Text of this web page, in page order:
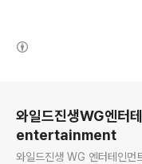
와일드진생WG엔터
entertainment
와일드진생 WG 엔터테인